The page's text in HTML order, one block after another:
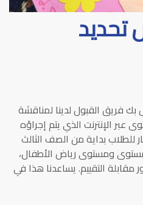
تحديد
بك فريق القبول لدينا لمناقشة
عبر الإنترنت الذي يتم إجراؤه
للطلاب بداية من الصف الثالث
ومستوى رياض الأطفال،
التقييم. يساعدنا هذا في